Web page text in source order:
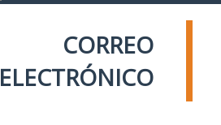
CORREO
ELECTRÓNICO